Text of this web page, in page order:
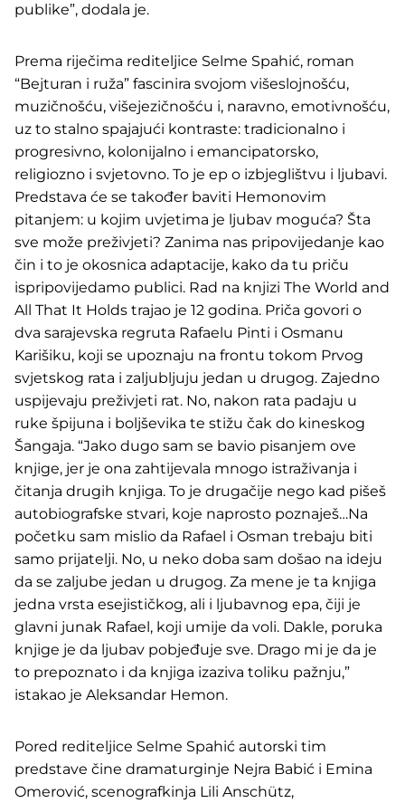
publike”, dodala je.
Prema riječima rediteljice Selme Spahić, roman
“Bejturan i ruža” fascinira svojom višeslojnošću,
muzičnošću, višejezičnošću i, naravno, emotivnošću,
uz to stalno spajajući kontraste: tradicionalno i
progresivno, kolonijalno i emancipatorsko,
religiozno i svjetovno. To je ep o izbjeglištvu i ljubavi.
Predstava će se također baviti Hemonovim
pitanjem: u kojim uvjetima je ljubav moguća? Šta
sve može preživjeti? Zanima nas pripovijedanje kao
čin i to je okosnica adaptacije, kako da tu priču
ispripovijedamo publici. Rad na knjizi The World and
All That It Holds trajao je 12 godina. Priča govori o
dva sarajevska regruta Rafaelu Pinti i Osmanu
Karišiku, koji se upoznaju na frontu tokom Prvog
svjetskog rata i zaljubljuju jedan u drugog. Zajedno
uspijevaju preživjeti rat. No, nakon rata padaju u
ruke špijuna i boljševika te stižu čak do kineskog
Šangaja. “Jako dugo sam se bavio pisanjem ove
knjige, jer je ona zahtijevala mnogo istraživanja i
čitanja drugih knjiga. To je drugačije nego kad pišeš
autobiografske stvari, koje naprosto poznaješ…Na
početku sam mislio da Rafael i Osman trebaju biti
samo prijatelji. No, u neko doba sam došao na ideju
da se zaljube jedan u drugog. Za mene je ta knjiga
jedna vrsta esejističkog, ali i ljubavnog epa, čiji je
glavni junak Rafael, koji umije da voli. Dakle, poruka
knjige je da ljubav pobjeđuje sve. Drago mi je da je
to prepoznato i da knjiga izaziva toliku pažnju,”
istakao je Aleksandar Hemon.
Pored rediteljice Selme Spahić autorski tim
predstave čine dramaturginje Nejra Babić i Emina
Omerović, scenografkinja Lili Anschütz,